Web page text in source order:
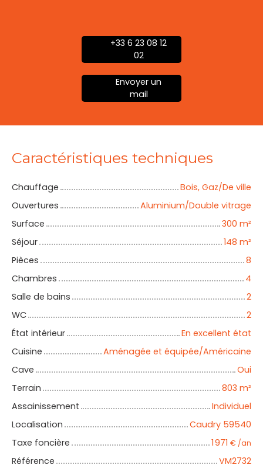
+33 6 23 08 12
02
Envoyer un
mail
Caractéristiques techniques
Chauffage
Bois, Gaz/De ville
Ouvertures
Aluminium/Double vitrage
Surface
300 m²
Séjour
148 m²
Pièces
8
Chambres
4
Salle de bains
2
WC
2
État intérieur
En excellent état
Cuisine
Aménagée et équipée/Américaine
Cave
Oui
Terrain
803 m²
Assainissement
Individuel
Localisation
Caudry 59540
Taxe foncière
1 971 € /an
Référence VM2732